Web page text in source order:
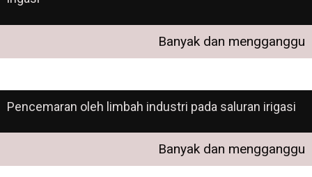
Banyak dan mengganggu
Pencemaran oleh limbah industri pada saluran irigasi
Banyak dan mengganggu